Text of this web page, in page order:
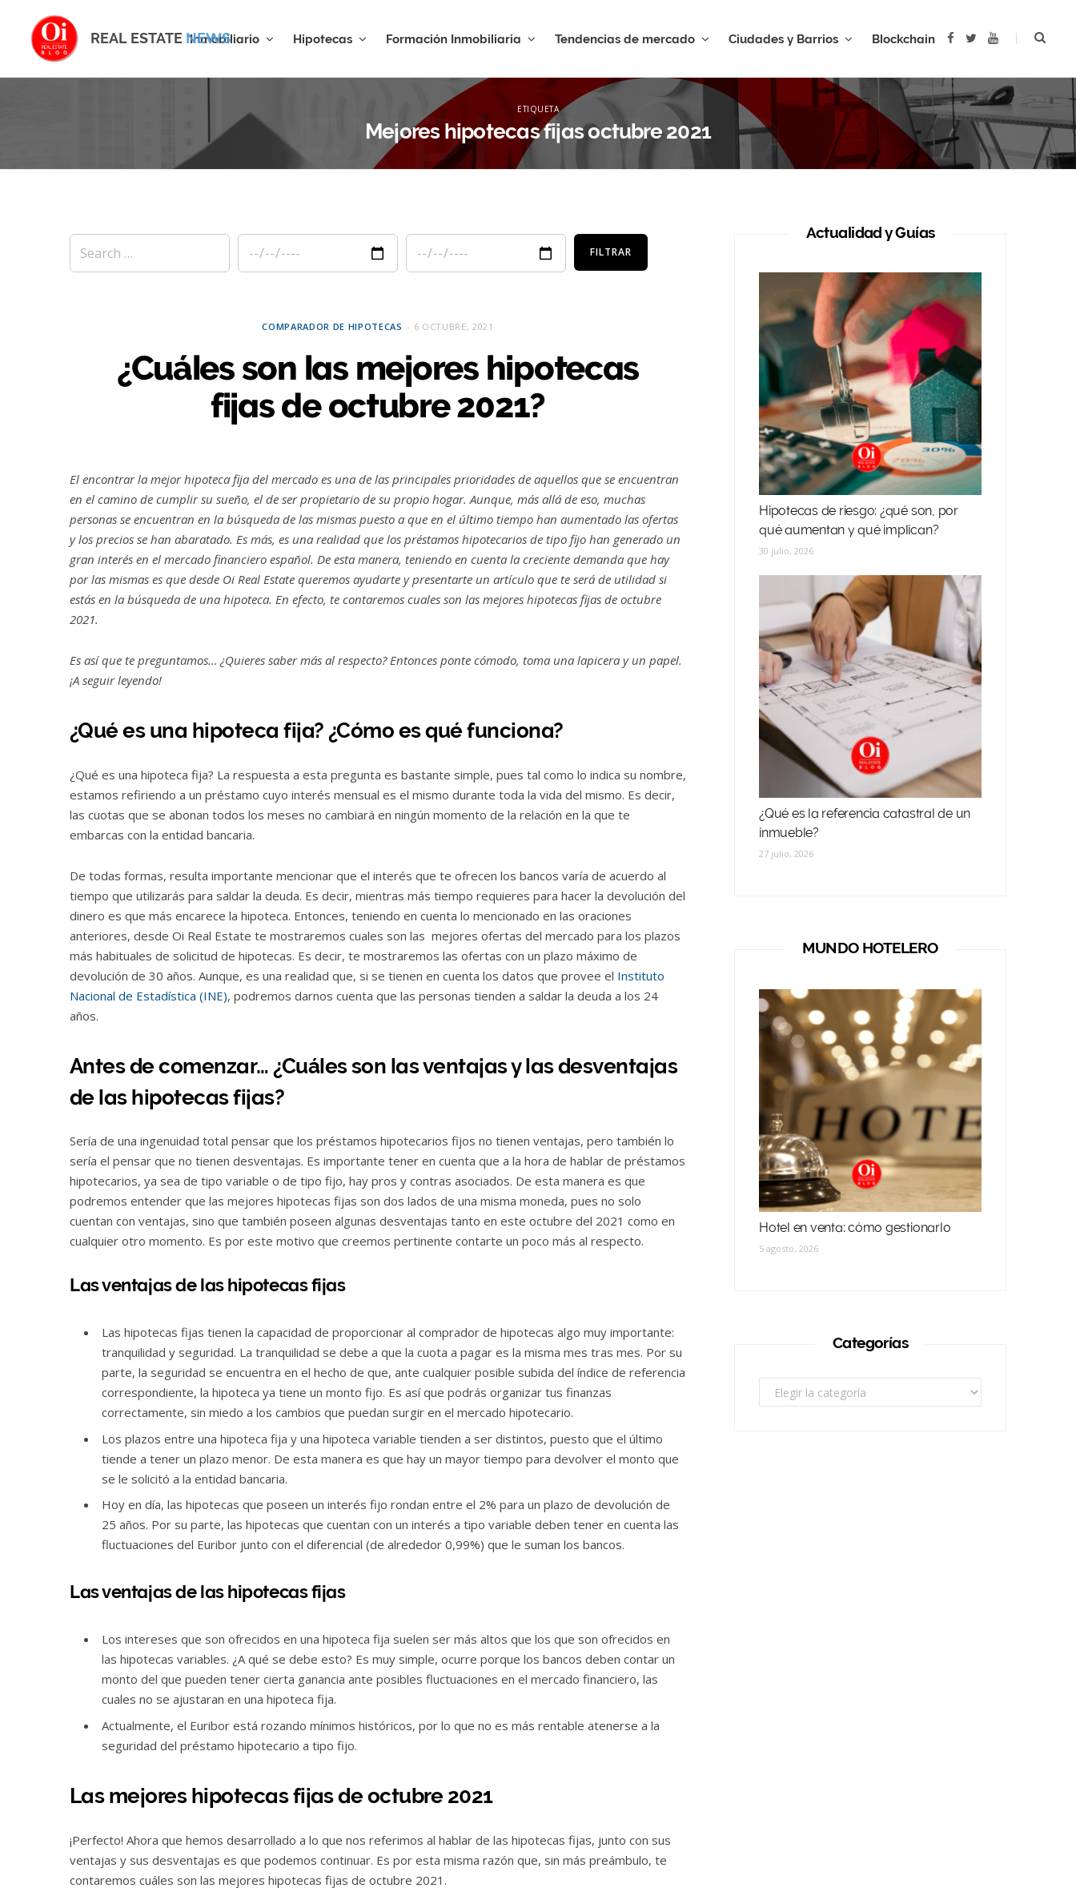
REAL ESTATE NEWS
Inmobiliario Hipotecas Formación Inmobiliaria Tendencias de mercado Ciudades y Barrios Blockchain
o
o
k
e
r
Y
u
b
e
ETIQUETA
Mejores hipotecas fijas octubre 2021
EXPLORAR
COMPARADOR DE HIPOTECAS 6 OCTUBRE, 2021
¿Cuáles son las mejores hipotecas
fijas de octubre 2021?
El encontrar la mejor hipoteca fija del mercado es una de las principales prioridades de aquellos que se encuentran
en el camino de cumplir su sueño, el de ser propietario de su propio hogar. Aunque, más allá de eso, muchas
personas se encuentran en la búsqueda de las mismas puesto a que en el último tiempo han aumentado las ofertas
y los precios se han abaratado. Es más, es una realidad que los préstamos hipotecarios de tipo fijo han generado un
gran interés en el mercado financiero español. De esta manera, teniendo en cuenta la creciente demanda que hay
por las mismas es que desde Oi Real Estate queremos ayudarte y presentarte un artículo que te será de utilidad si
estás en la búsqueda de una hipoteca. En efecto, te contaremos cuales son las mejores hipotecas fijas de octubre
2021.
Es así que te preguntamos… ¿Quieres saber más al respecto? Entonces ponte cómodo, toma una lapicera y un papel.
¡A seguir leyendo!
¿Qué es una hipoteca fija? ¿Cómo es qué funciona?
¿Qué es una hipoteca fija? La respuesta a esta pregunta es bastante simple, pues tal como lo indica su nombre,
estamos refiriendo a un préstamo cuyo interés mensual es el mismo durante toda la vida del mismo. Es decir,
las cuotas que se abonan todos los meses no cambiará en ningún momento de la relación en la que te
embarcas con la entidad bancaria.
De todas formas, resulta importante mencionar que el interés que te ofrecen los bancos varía de acuerdo al
tiempo que utilizarás para saldar la deuda. Es decir, mientras más tiempo requieres para hacer la devolución del
dinero es que más encarece la hipoteca. Entonces, teniendo en cuenta lo mencionado en las oraciones
anteriores, desde Oi Real Estate te mostraremos cuales son las mejores ofertas del mercado para los plazos
más habituales de solicitud de hipotecas. Es decir, te mostraremos las ofertas con un plazo máximo de
devolución de 30 años. Aunque, es una realidad que, si se tienen en cuenta los datos que provee el Instituto
Nacional de Estadística (INE), podremos darnos cuenta que las personas tienden a saldar la deuda a los 24
años.
Antes de comenzar… ¿Cuáles son las ventajas y las desventajas
de las hipotecas fijas?
Sería de una ingenuidad total pensar que los préstamos hipotecarios fijos no tienen ventajas, pero también lo
sería el pensar que no tienen desventajas. Es importante tener en cuenta que a la hora de hablar de préstamos
hipotecarios, ya sea de tipo variable o de tipo fijo, hay pros y contras asociados. De esta manera es que
podremos entender que las mejores hipotecas fijas son dos lados de una misma moneda, pues no solo
cuentan con ventajas, sino que también poseen algunas desventajas tanto en este octubre del 2021 como en
cualquier otro momento. Es por este motivo que creemos pertinente contarte un poco más al respecto.
Las ventajas de las hipotecas fijas
Las hipotecas fijas tienen la capacidad de proporcionar al comprador de hipotecas algo muy importante:
tranquilidad y seguridad. La tranquilidad se debe a que la cuota a pagar es la misma mes tras mes. Por su
parte, la seguridad se encuentra en el hecho de que, ante cualquier posible subida del índice de referencia
correspondiente, la hipoteca ya tiene un monto fijo. Es así que podrás organizar tus finanzas
correctamente, sin miedo a los cambios que puedan surgir en el mercado hipotecario.
Los plazos entre una hipoteca fija y una hipoteca variable tienden a ser distintos, puesto que el último
tiende a tener un plazo menor. De esta manera es que hay un mayor tiempo para devolver el monto que
se le solicitó a la entidad bancaria.
Hoy en día, las hipotecas que poseen un interés fijo rondan entre el 2% para un plazo de devolución de
25 años. Por su parte, las hipotecas que cuentan con un interés a tipo variable deben tener en cuenta las
fluctuaciones del Euribor junto con el diferencial (de alrededor 0,99%) que le suman los bancos.
Las ventajas de las hipotecas fijas
Los intereses que son ofrecidos en una hipoteca fija suelen ser más altos que los que son ofrecidos en
las hipotecas variables. ¿A qué se debe esto? Es muy simple, ocurre porque los bancos deben contar un
monto del que pueden tener cierta ganancia ante posibles fluctuaciones en el mercado financiero, las
cuales no se ajustaran en una hipoteca fija.
Actualmente, el Euribor está rozando mínimos históricos, por lo que no es más rentable atenerse a la
seguridad del préstamo hipotecario a tipo fijo.
Las mejores hipotecas fijas de octubre 2021
¡Perfecto! Ahora que hemos desarrollado a lo que nos referimos al hablar de las hipotecas fijas, junto con sus
ventajas y sus desventajas es que podemos continuar. Es por esta misma razón que, sin más preámbulo, te
contaremos cuáles son las mejores hipotecas fijas de octubre 2021.
Actualidad y Guías
Hipotecas de riesgo: ¿qué son, por
qué aumentan y qué implican?
30 julio, 2026
¿Qué es la referencia catastral de un
inmueble?
27 julio, 2026
MUNDO HOTELERO
Hotel en venta: cómo gestionarlo
5 agosto, 2026
Categorías
Categorías